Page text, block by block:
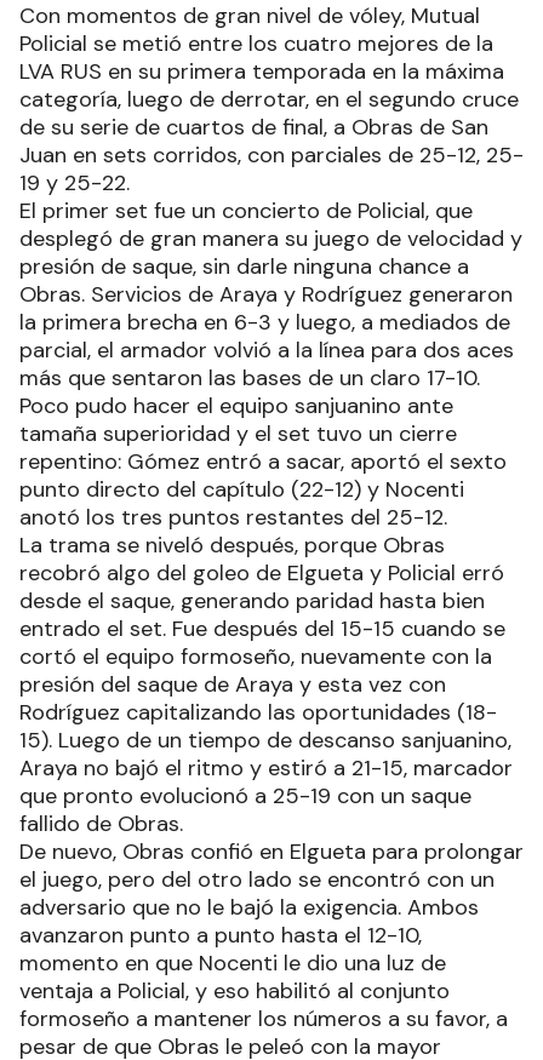
Con momentos de gran nivel de vóley, Mutual
Policial se metió entre los cuatro mejores de la
LVA RUS en su primera temporada en la máxima
categoría, luego de derrotar, en el segundo cruce
de su serie de cuartos de final, a Obras de San
Juan en sets corridos, con parciales de 25-12, 25-
19 y 25-22.
El primer set fue un concierto de Policial, que
desplegó de gran manera su juego de velocidad y
presión de saque, sin darle ninguna chance a
Obras. Servicios de Araya y Rodríguez generaron
la primera brecha en 6-3 y luego, a mediados de
parcial, el armador volvió a la línea para dos aces
más que sentaron las bases de un claro 17-10.
Poco pudo hacer el equipo sanjuanino ante
tamaña superioridad y el set tuvo un cierre
repentino: Gómez entró a sacar, aportó el sexto
punto directo del capítulo (22-12) y Nocenti
anotó los tres puntos restantes del 25-12.
La trama se niveló después, porque Obras
recobró algo del goleo de Elgueta y Policial erró
desde el saque, generando paridad hasta bien
entrado el set. Fue después del 15-15 cuando se
cortó el equipo formoseño, nuevamente con la
presión del saque de Araya y esta vez con
Rodríguez capitalizando las oportunidades (18-
15). Luego de un tiempo de descanso sanjuanino,
Araya no bajó el ritmo y estiró a 21-15, marcador
que pronto evolucionó a 25-19 con un saque
fallido de Obras.
De nuevo, Obras confió en Elgueta para prolongar
el juego, pero del otro lado se encontró con un
adversario que no le bajó la exigencia. Ambos
avanzaron punto a punto hasta el 12-10,
momento en que Nocenti le dio una luz de
ventaja a Policial, y eso habilitó al conjunto
formoseño a mantener los números a su favor, a
pesar de que Obras le peleó con la mayor